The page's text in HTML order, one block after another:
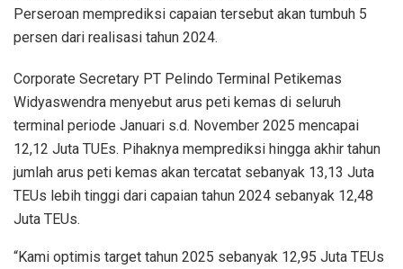
Perseroan memprediksi capaian tersebut akan tumbuh 5
persen dari realisasi tahun 2024.
Corporate Secretary PT Pelindo Terminal Petikemas
Widyaswendra menyebut arus peti kemas di seluruh
terminal periode Januari s.d. November 2025 mencapai
12,12 Juta TUEs. Pihaknya memprediksi hingga akhir tahun
jumlah arus peti kemas akan tercatat sebanyak 13,13 Juta
TEUs lebih tinggi dari capaian tahun 2024 sebanyak 12,48
Juta TEUs.
“Kami optimis target tahun 2025 sebanyak 12,95 Juta TEUs